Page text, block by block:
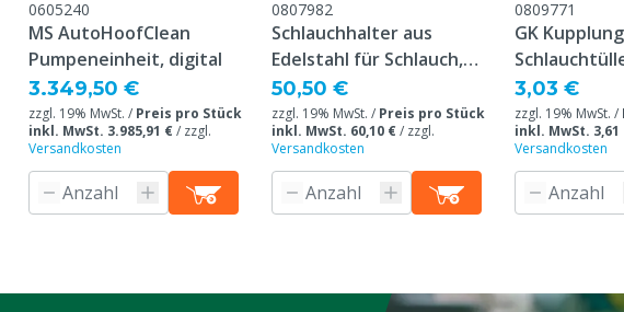
0605240
MS AutoHoofClean
Pumpeneinheit, digital
3.349,50 €
zzgl. 19% MwSt. / Preis pro Stück
inkl. MwSt. 3.985,91 €/ zzgl.
Versandkosten
0807982
Schlauchhalter aus
Edelstahl für Schlauch,
Wandmodell
50,50 €
zzgl. 19% MwSt. / Preis pro Stück
inkl. MwSt. 60,10 €/ zzgl.
Versandkosten
0809771
GK
3,03 €
zzgl. 19% MwSt. /
inkl. MwSt. 3,61
Versandkosten